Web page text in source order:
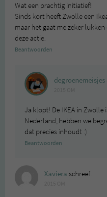
Wat een prachtig initiatief!
Sinds kort heeft Zwolle een
maar het gaat me zeker
deze actie.
Beantwoorden
degroenemeisjes
Ja klopt! De IKEA in
Nederland, hebben we
dat precies inhoudt :)
Beantwoorden
Xaviera schreef: